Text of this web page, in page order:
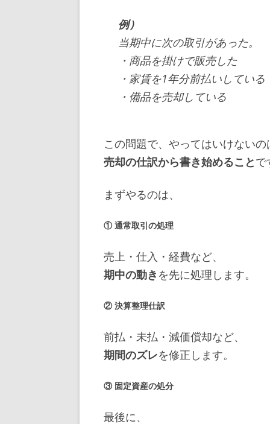
例）
当期中に次の取引があった。
・商品を掛けで販売した
・家賃を1年分前払いしている
・備品を売却している
この問題で、やってはいけないの
売却の仕訳から書き始めることで
まずやるのは、
① 通常取引の処理
売上・仕入・経費など、
期中の動き を先に処理します。
② 決算整理仕訳
前払・未払・減価償却など、
期間のズレを修正します。
③ 固定資産の処分
最後に、